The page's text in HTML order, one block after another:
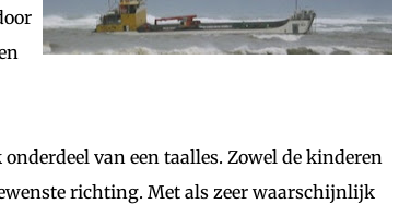
van een taalles. Zowel de kinderen
richting. Met als zeer waarschijnlijk